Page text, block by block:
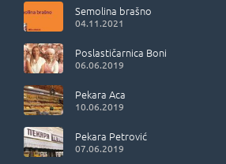
Semolina brašno
04.11.2021
Poslastičarnica Boni
06.06.2019
Pekara Aca
10.06.2019
Pekara Petrović
07.06.2019